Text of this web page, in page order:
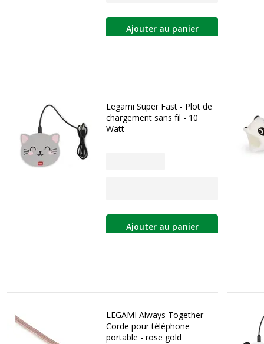
Ajouter au panier
Legami Super Fast - Plot de
chargement sans fil - 10
Watt
Ajouter au panier
LEGAMI Always Together -
Corde pour téléphone
portable - rose gold